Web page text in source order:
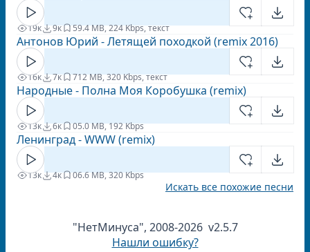
19к 9к 59.4 MB, 224 Kbps, текст
Антонов Юрий - Летящей походкой (remix 2016)
16к 7к 712 MB, 320 Kbps, текст
Народные - Полна Моя Коробушка (remix)
13к 6к 05.0 MB, 192 Kbps
Ленинград - WWW (remix)
13к 4к 06.6 MB, 320 Kbps
Искать все похожие песни
"НетМинуса", 2008-2026 v2.5.7
Нашли ошибку?